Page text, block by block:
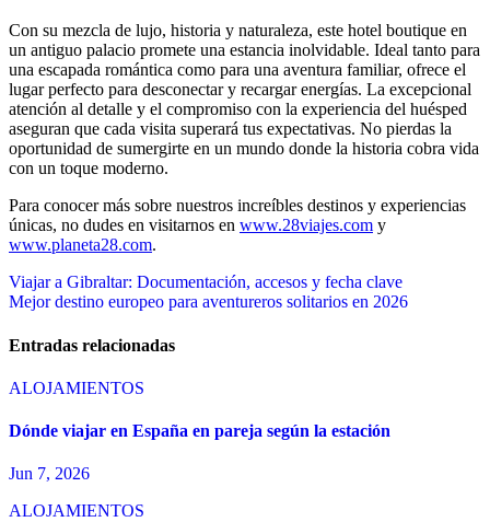
Con su mezcla de lujo, historia y naturaleza, este hotel boutique en
un antiguo palacio promete una estancia inolvidable. Ideal tanto para
una escapada romántica como para una aventura familiar, ofrece el
lugar perfecto para desconectar y recargar energías. La excepcional
atención al detalle y el compromiso con la experiencia del huésped
aseguran que cada visita superará tus expectativas. No pierdas la
oportunidad de sumergirte en un mundo donde la historia cobra vida
con un toque moderno.
Para conocer más sobre nuestros increíbles destinos y experiencias
únicas, no dudes en visitarnos en www.28viajes.com y
www.planeta28.com.
Navegación
de
entradas
Viajar a Gibraltar: Documentación, accesos y fecha clave
Mejor destino europeo para aventureros solitarios en 2026
Entradas relacionadas
ALOJAMIENTOS
Dónde viajar en España en pareja según la estación
Jun 7, 2026
ALOJAMIENTOS